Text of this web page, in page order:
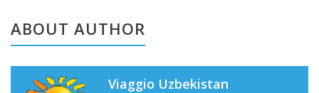
ABOUT AUTHOR
Viaggio Uzbekistan